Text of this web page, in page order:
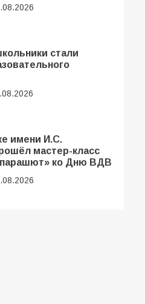
стали
имени И.С.
мастер-класс
ко Дню ВДВ